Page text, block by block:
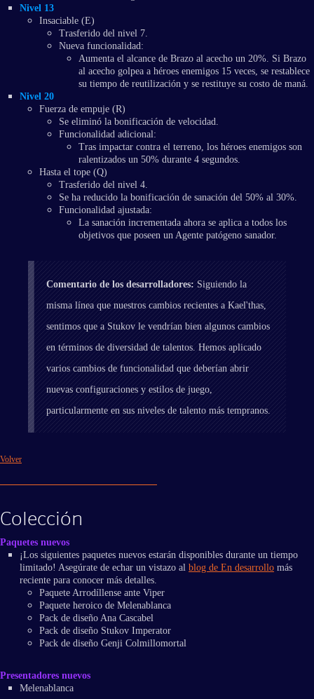
Nivel 13
Insaciable (E)
Trasferido del nivel 7.
Nueva funcionalidad:
Aumenta el alcance de Brazo al acecho un 20%. Si Brazo
al acecho golpea a héroes enemigos 15 veces, se restablece
su tiempo de reutilización y se restituye su costo de maná.
Nivel 20
Fuerza de empuje (R)
Se eliminó la bonificación de velocidad.
Funcionalidad adicional:
Tras impactar contra el terreno, los héroes enemigos son
ralentizados un 50% durante 4 segundos.
Hasta el tope (Q)
Trasferido del nivel 4.
Se ha reducido la bonificación de sanación del 50% al 30%.
Funcionalidad ajustada:
La sanación incrementada ahora se aplica a todos los
objetivos que poseen un Agente patógeno sanador.
Comentario de los desarrolladores: Siguiendo la
misma línea que nuestros cambios recientes a Kael'thas,
sentimos que a Stukov le vendrían bien algunos cambios
en términos de diversidad de talentos. Hemos aplicado
varios cambios de funcionalidad que deberían abrir
nuevas configuraciones y estilos de juego,
particularmente en sus niveles de talento más tempranos.
Volver
Colección
Paquetes nuevos
¡Los siguientes paquetes nuevos estarán disponibles durante un tiempo
limitado! Asegúrate de echar un vistazo al blog de En desarrollo más
reciente para conocer más detalles.
Paquete Arrodíllense ante Viper
Paquete heroico de Melenablanca
Pack de diseño Ana Cascabel
Pack de diseño Stukov Imperator
Pack de diseño Genji Colmillomortal
Presentadores nuevos
Melenablanca